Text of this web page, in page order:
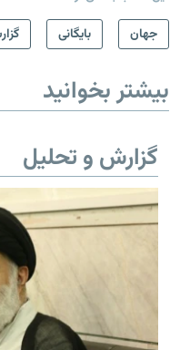
جهان
بایگانی
بیشتر بخوانید
گزارش و تحلیل